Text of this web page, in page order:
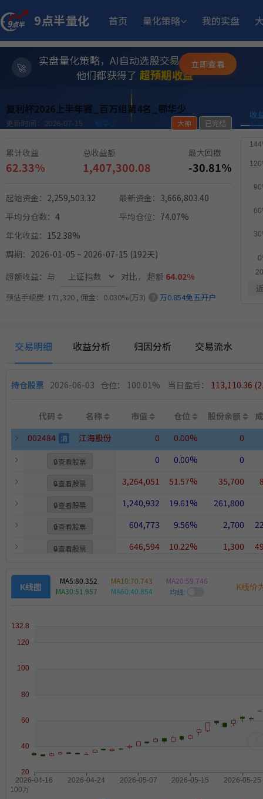
9点半量化 首页 量化策略 我的实盘
✨
💫
实盘量化策略，AI自动选股交易，躺赚模式
他们都获得了 超预期收益
11月6日开始实盘 多重止损优化成长量化策略 收益
6月15日开始实盘 小市值_ETF轮动_双龙出海 收益
9月2日开始实盘 稳健黑马精选量化策略 收益 12.05%
9月17日开始实盘 多重止损优化成长量化策略
11月25日开始实盘 多重止损优化成长量化策略
立即查看
复利杯2026上半年赛_百万组第4名_鄂华少
更新时间：2026-07-15 鄂华少 大神 已完结
累计收益
62.33%
总收益额
1,407,300.08
最大回撤
-30.81%
起始资金： 2,259,503.32 最新资金： 3,666,803.40
平均分仓数： 4 平均仓位： 74.07%
年化收益： 152.38%
周期： 2026-01-05 ~ 2026-07-15 (192天)
超额收益：与
对比， 超额 64.02%
预估手续费: 171,320 , 佣金：0.030%(万3) ? 万0.854免五开户
收
交易明细 收益分析 归因分析 交易流水
持仓股票 2026-06-03 仓位： 100.01% 当日盈亏： 113,110.36
代码 名称 市值 仓位 股份余额
002484 清 江海股份 0 0.00% 0
🔒查看股票 0 0.00% 0
🔒查看股票 3,264,051 51.57% 35,700
🔒查看股票 1,240,932 19.61% 261,800
🔒查看股票 604,773 9.56% 2,700
🔒查看股票 646,594 10.22% 1,300
K线图
MA5:80.352 MA10:70.743 MA20:59.746
MA30:51.957 MA60:40.854 均线: K线价